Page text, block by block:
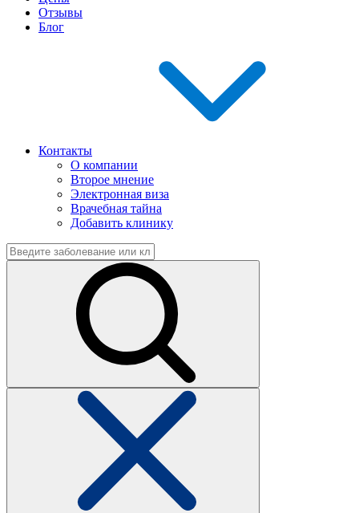
Отзывы
Блог
Контакты
О компании
Второе мнение
Электронная виза
Врачебная тайна
Добавить клинику